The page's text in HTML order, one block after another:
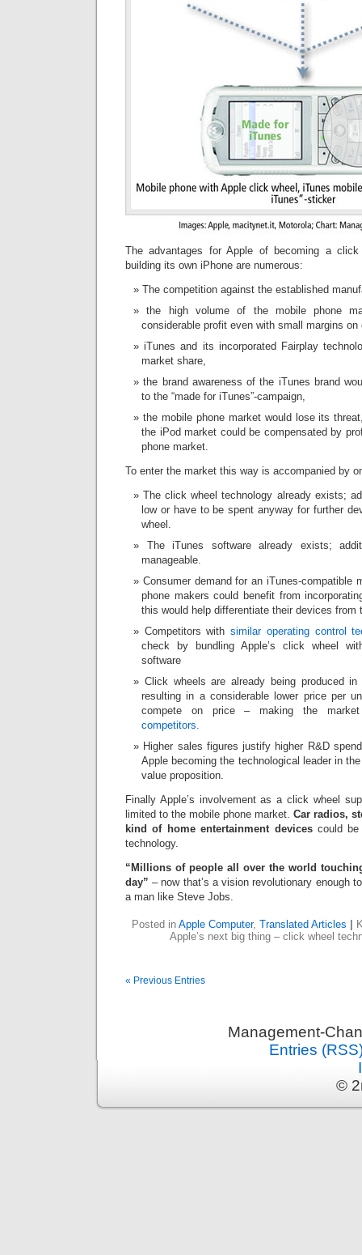
The advantages for Apple of becoming a
building its own iPhone are numerous:
The competition against the established
the high volume of the mobile phone
considerable profit even with small margins
iTunes and its incorporated Fairplay
market share,
the brand awareness of the iTunes brand
to the “made for iTunes”-campaign,
the mobile phone market would lose its
the iPod market could be compensated by
phone market.
To enter the market this way is accompanied by
The click wheel technology already exists;
low or have to be spent anyway for further
wheel.
The iTunes software already exists;
manageable.
Consumer demand for an iTunes-compatible
phone makers could benefit from
this would help differentiate their devices from
Competitors withsimilar operating control
check by bundling Apple’s click wheel
software
Click wheels are already being produced
resulting in a considerable lower price per
compete on price – making the
competitors.
Higher sales figures justify higher R&D
Apple becoming the technological leader in
value proposition.
Finally Apple’s involvement as a click wheel
limited to the mobile phone market. Car radios,
kind of home entertainment devicescould be
technology.
“Millions of people all over the world
day” – now that’s a vision revolutionary enough
a man like Steve Jobs.
Posted in Apple Computer, Translated Articles
Apple’s next big thing – click wheel
« Previous Entries
Management-
Entries
©